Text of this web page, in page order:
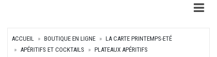
ACCUEIL BOUTIQUE EN LIGNE
LA CARTE PRINTEMPS-ETÉ
APÉRITIFS ET COCKTAILS
PLATEAUX APÉRITIFS